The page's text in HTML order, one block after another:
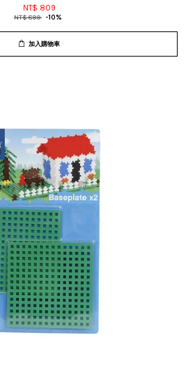
NT$ 809
NT$ 899 -10%
加入購物車